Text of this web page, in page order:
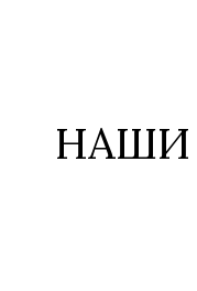
НАШИ